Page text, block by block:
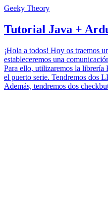
Geeky Theory
Tutorial Java +
¡Hola a todos! Hoy os traemos
estableceremos una
Para ello, utilizaremos la
el puerto serie. Tendremos dos
Además, tendremos dos